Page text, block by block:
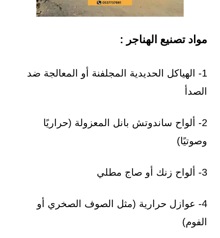
مواد تصنيع الهناجر :
1- الهياكل الحديدية المجلفنة أو المعالجة ضد
الصدأ
2- ألواح ساندوتش بانل المعزولة (حراريًا
وصوتيًا)
3- ألواح زنك أو صاج مطلي
4- عوازل حرارية (مثل الصوف الصخري أو
الفوم)